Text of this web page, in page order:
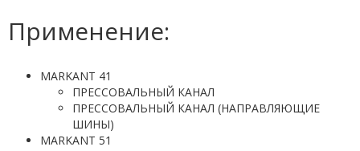
Применение:
MARKANT 41
ПРЕССОВАЛЬНЫЙ КАНАЛ
ПРЕССОВАЛЬНЫЙ КАНАЛ (НАПРАВЛЯЮЩИЕ
ШИНЫ)
MARKANT 51